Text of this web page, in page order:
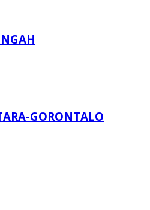
GORONTALO